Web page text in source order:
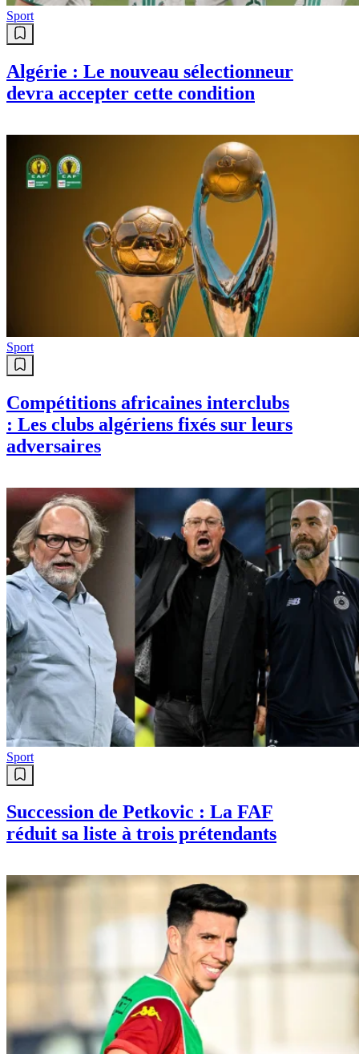
Sport
Algérie : Le nouveau sélectionneur
devra accepter cette condition
Sport
Compétitions africaines interclubs
: Les clubs algériens fixés sur leurs
adversaires
Sport
Succession de Petkovic : La FAF
réduit sa liste à trois prétendants